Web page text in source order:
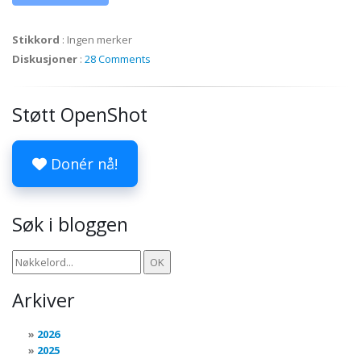
Stikkord : Ingen merker
Diskusjoner : 28 Comments
Støtt OpenShot
Donér nå!
Søk i bloggen
Arkiver
2026
2025